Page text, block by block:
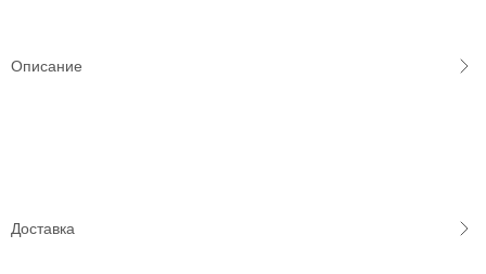
Описание
Доставка